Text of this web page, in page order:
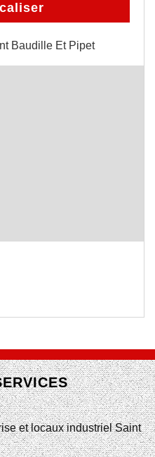
Baudille Et Pipet
et locaux industriel Saint